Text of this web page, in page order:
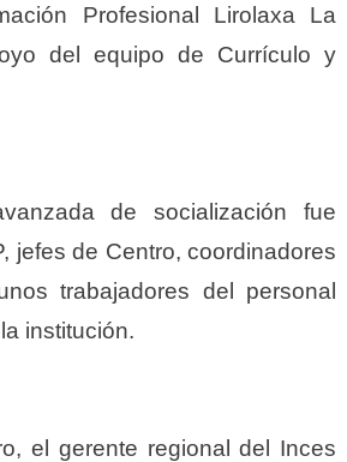
Profesional Lirolaxa La
del equipo de Currículo y
de socialización fue
jefes de Centro, coordinadores
trabajadores del personal
institución.
el gerente regional del Inces